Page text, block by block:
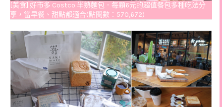
[美食] 好市多 Costco 半熟麵包．每顆6元的超值餐包多種吃法分
享，當早餐、甜點都適合(點閱數：570,672)